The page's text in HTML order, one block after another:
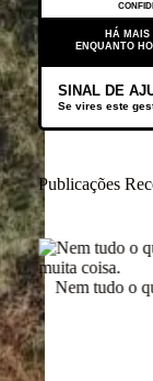
HÁ MAIS
ENQUANTO
SINAL DE
Se vires este
Publicações